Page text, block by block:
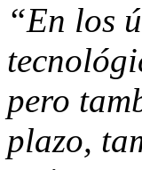
“En los
pero
plazo,